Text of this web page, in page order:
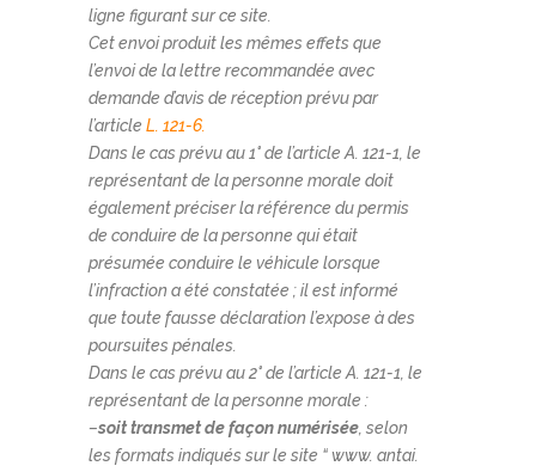
ligne figurant sur ce site.
Cet envoi produit les mêmes effets que
l’envoi de la lettre recommandée avec
demande d’avis de réception prévu par
l’article L. 121-6.
Dans le cas prévu au 1° de l’article A. 121-1, le
représentant de la personne morale doit
également préciser la référence du permis
de conduire de la personne qui était
présumée conduire le véhicule lorsque
l’infraction a été constatée ; il est informé
que toute fausse déclaration l’expose à des
poursuites pénales.
Dans le cas prévu au 2° de l’article A. 121-1, le
représentant de la personne morale :
–soit transmet de façon numérisée , selon
les formats indiqués sur le site “ www. antai.